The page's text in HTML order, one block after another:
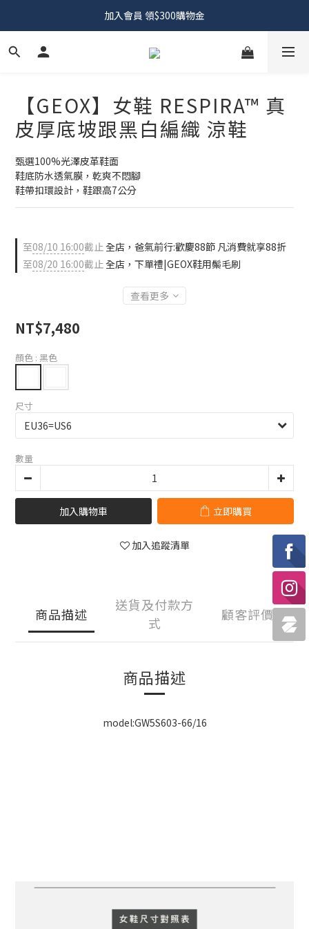
加入會員 領$300購物金
【GEOX】女鞋 RESPIRA™ 真
皮厚底坡跟黑白編織 涼鞋
甄選100%光澤皮革鞋面
鞋底防水透氣膜，乾爽不悶腳
鞋帶扣環設計，鞋跟高7公分
至08/10 16:00截止全店，爸氣前行:歡慶88節 凡消費就享88折
至08/20 16:00截止全店，下單禮|GEOX鞋用鬃毛刷
查看更多
NT$7,480
顏色 : 黑色
尺寸
數量
加入購物車 立即購買
加入追蹤清單
商品描述
送貨及付款方
式
顧客評價
商品描述
model:GW5S603-66/16